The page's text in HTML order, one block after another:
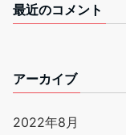
最近のコメント
アーカイブ
2022年8月